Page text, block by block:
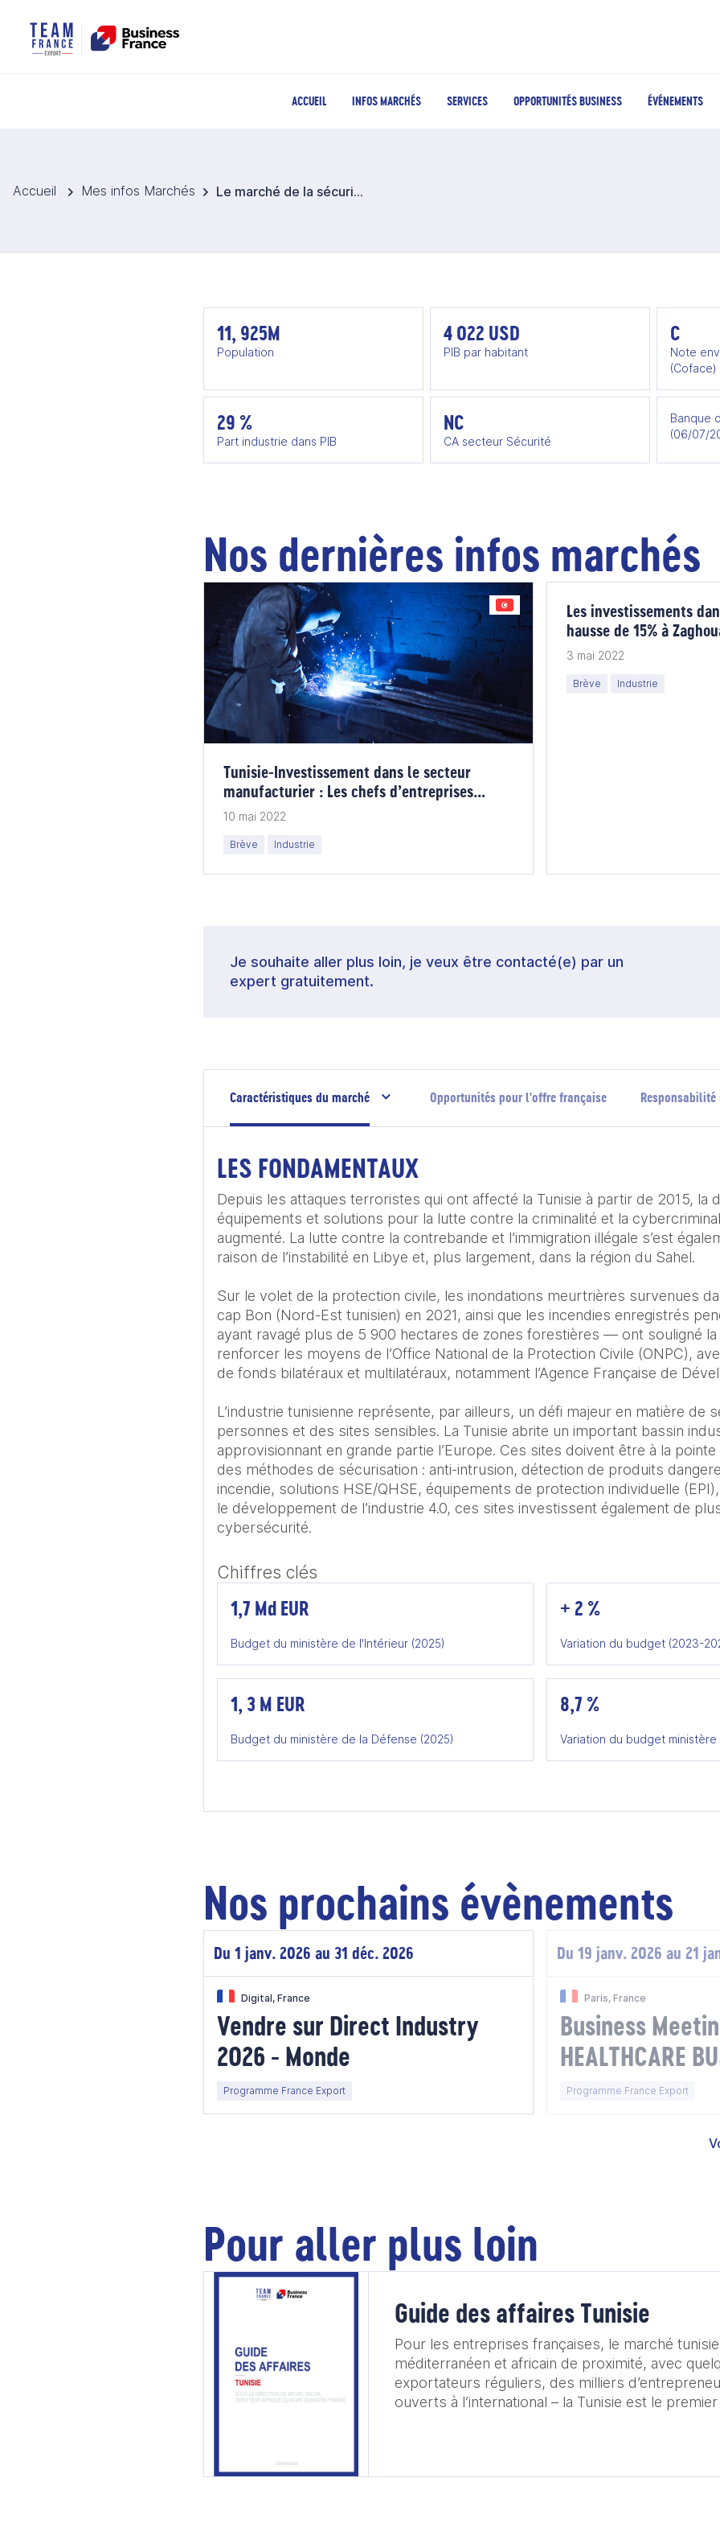
ACCUEIL INFOS MARCHÉS SERVICES OPPORTUNITÉS BUSINESS ÉVÉNEMENTS
Accueil Mes infos Marchés Le marché de la sécurité en Tunisie
11, 925M
Population
4 022 USD
PIB par habitant
C
Note
(Coface)
29 %
Part industrie dans PIB
NC
CA secteur Sécurité
Banque
(06/07/
Nos dernières infos marchés
Tunisie-Investissement dans le secteur
manufacturier : Les chefs d’entreprises
optimistes
10 mai 2022
Brève Industrie
Les investissements
hausse de 15% à
3 mai 2022
Brève Industrie
Je souhaite aller plus loin, je veux être contacté(e) par un
expert gratuitement.
Caractéristiques du marché Opportunités pour l'offre française
LES FONDAMENTAUX
Depuis les attaques terroristes qui ont affecté la Tunisie à partir de 2015, la
équipements et solutions pour la lutte contre la criminalité et la
augmenté. La lutte contre la contrebande et l’immigration illégale s’est
raison de l’instabilité en Libye et, plus largement, dans la région du Sahel.
Sur le volet de la protection civile, les inondations meurtrières survenues
cap Bon (Nord-Est tunisien) en 2021, ainsi que les incendies enregistrés
ayant ravagé plus de 5 900 hectares de zones forestières — ont souligné
renforcer les moyens de l’Office National de la Protection Civile (ONPC),
de fonds bilatéraux et multilatéraux, notamment l’Agence Française de
L’industrie tunisienne représente, par ailleurs, un défi majeur en matière de
personnes et des sites sensibles. La Tunisie abrite un important bassin
approvisionnant en grande partie l’Europe. Ces sites doivent être à la
des méthodes de sécurisation : anti-intrusion, détection de produits
incendie, solutions HSE/QHSE, équipements de protection individuelle
le développement de l’industrie 4.0, ces sites investissent également de
cybersécurité.
Chiffres clés
1,7 Md EUR
Budget du ministère de l'Intérieur (2025)
+ 2 %
Variation du budget (2023-
1, 3 M EUR
Budget du ministère de la Défense (2025)
8,7 %
Variation du budget
Nos prochains évènements
Du 1 janv. 2026 au 31 déc. 2026
Digital, France
Vendre sur Direct Industry
2026 - Monde
Programme France Export
Du 19 janv. 2026 au 21
Paris, France
Business
HEALTHCARE
FORUM 2026
Programme France Export
Pour aller plus loin
Guide des affaires Tunisie
Pour les entreprises françaises, le marché
méditerranéen et africain de proximité, avec
exportateurs réguliers, des milliers
ouverts à l’international – la Tunisie est le
aussi son premier partenaire commercial avec